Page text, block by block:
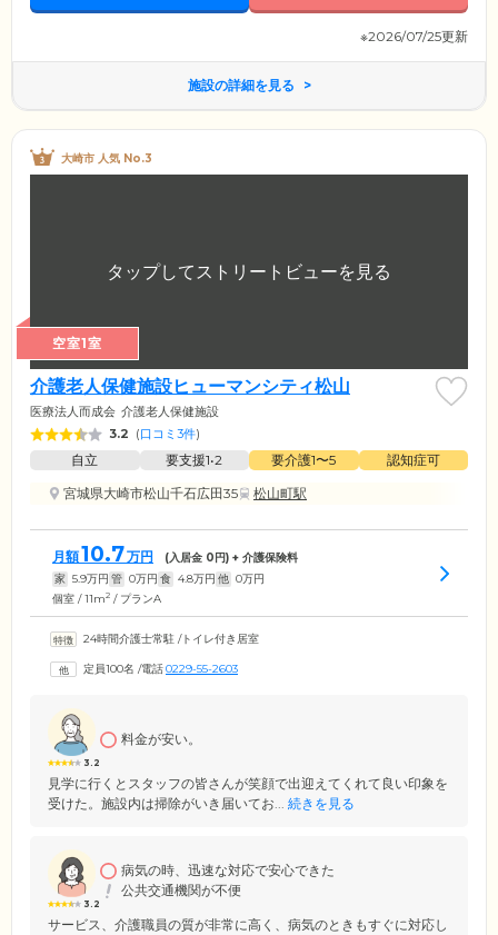
※2026/07/25更新
施設の詳細を見る
大崎市 人気 No.3
空室1室
介護老人保健施設ヒューマンシティ松山
医療法人而成会 介護老人保健施設
3.2 (口コミ3件)
自立 要支援1•2 要介護1〜5
認知症可
宮城県大崎市松山千石広田35
松山町駅
月額10.7万円 (入居金 0円) + 介護保険料
家 5.9万円 管 0万円 食 4.8万円 他 0万円
個室 / 11m2 / プランA
24時間介護士常駐 /トイレ付き居室
定員100名 /電話0229-55-2603
3.2
料金が安い。
見学に行くとスタッフの皆さんが笑顔で出迎えてくれて良い印象を
受けた。施設内は掃除がいき届いてお... 続きを見る
3.2
病気の時、迅速な対応で安心できた
公共交通機関が不便
サービス、介護職員の質が非常に高く、病気のときもすぐに対応し